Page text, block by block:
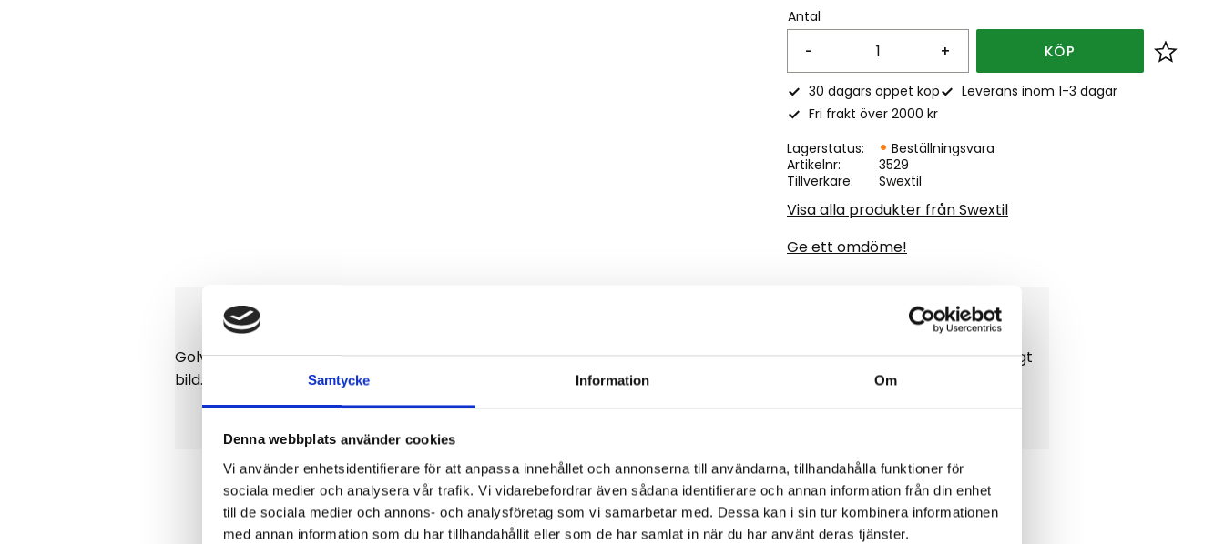
Samtycke Information Om
Denna webbplats använder cookies
Vi använder enhetsidentifierare för att anpassa innehållet och annonserna till användarna, tillhandahålla funktioner för
sociala medier och analysera vår trafik. Vi vidarebefordrar även sådana identifierare och annan information från din enhet
till de sociala medier och annons- och analysföretag som vi samarbetar med. Dessa kan i sin tur kombinera informationen
med annan information som du har tillhandahållit eller som de har samlat in när du har använt deras tjänster.
Antal
+
- KÖP Lägg
30 dagars öppet köp
Leverans inom 1-3 dagar
Fri frakt över 2000 kr
Lagerstatus
Beställningsvara
Artikelnr
3529
Tillverkare
Swextil
Visa alla produkter från Swextil
Ge ett omdöme!
Golvmatta till Liugong 922E-950E. Matta med väldigt fin kvalité det är en diamantmönstrad matta med stoppning, enligt
bild.
Omdömen